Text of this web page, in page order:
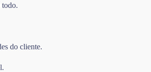
todo.
do cliente.